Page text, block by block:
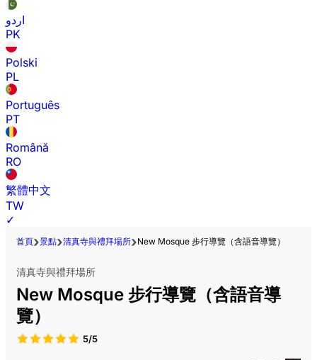
اردو
PK
Polski
PL
Português
PT
Română
RO
繁體中文
TW
✓
首頁 景點 清真寺與禮拜場所 New Mosque 步行導覽（含語音導覽）
清真寺與禮拜場所
New Mosque 步行導覽（含語音導
覽）
5/5